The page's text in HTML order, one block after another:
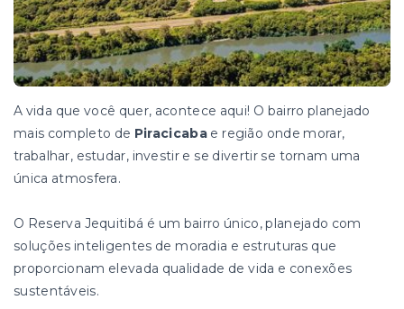
A vida que você quer, acontece aqui! O bairro planejado
mais completo de Piracicabae região onde morar,
trabalhar, estudar, investir e se divertir se tornam uma
única atmosfera.
O Reserva Jequitibá é um bairro único, planejado com
soluções inteligentes de moradia e estruturas que
proporcionam elevada qualidade de vida e conexões
sustentáveis.